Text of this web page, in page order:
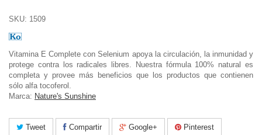
SKU: 1509
Vitamina E Complete con Selenium apoya la circulación, la inmunidad y
protege contra los radicales libres. Nuestra fórmula 100% natural es
completa y provee más beneficios que los productos que contienen
sólo alfa tocoferol.
Marca: Nature's Sunshine
Tweet Compartir Google+ Pinterest